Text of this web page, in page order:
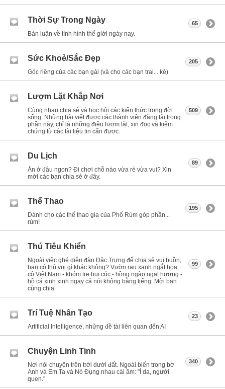
Thời Sự Trong Ngày
Bàn luận về tình hình thế giới ngày nay.
65
Sức Khoẻ/Sắc Đẹp
Góc riêng của các bạn gái (và cho các bạn trai... ké)
205
Lượm Lặt Khắp Nơi
Cùng nhau chia sẻ và học hỏi các kiến thức trong đời
sống. Những bài viết được các thành viên đăng tải trong
phần này, chỉ là những điều lượm lặt, xin đọc và kiểm
chứng từ các tài liệu tin cẩn được.
509
Du Lịch
Ăn ở đâu ngon? Đi chơi chỗ nào vừa rẻ vừa vui? Xin
mời các bạn chia sẻ ở đây.
89
Thể Thao
Dành cho các thể thao gia của Phố Rùm góp phần...
rùm!
195
Thú Tiêu Khiển
Ngoài việc ghé diễn đàn Đặc Trưng để chia sẻ vui buồn,
bạn có thú vui gì khác không? Vườn rau xanh ngắt hoa
cỏ Việt Nam - khóm tre bụi cúc - hồng ngào ngạt hương -
hồ cá xinh xinh ngay cả nói không bằng tiếng. Mời bạn
cùng chia.
99
Trí Tuệ Nhân Tạo
Artificial Intelligence, những đề tài liên quan đến AI
23
Chuyện Linh Tinh
Nơi nói chuyện trên trời dưới đất. Ngoài biển trong bờ
Anh và Em Ta và Nó Đụng nhau cái ầm: "Í da, người
quen."
340